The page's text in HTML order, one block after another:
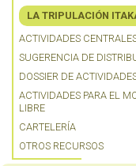
LA TRIPULACIÓN
ACTIVIDADES
SUGERENCIA DE
DOSSIER DE
ACTIVIDADES PARA EL
LIBRE
CARTELERÍA
OTROS RECURSOS